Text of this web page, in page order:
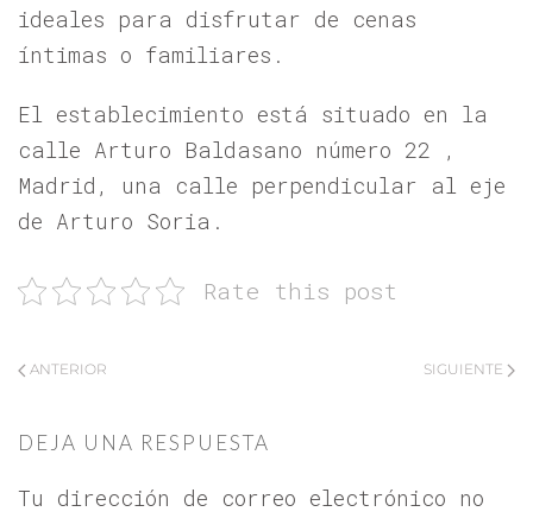
ideales para disfrutar de cenas
íntimas o familiares.
El establecimiento está situado en la
calle Arturo Baldasano número 22 ,
Madrid, una calle perpendicular al eje
de Arturo Soria.
Rate this post
ANTERIOR SIGUIENTE
DEJA UNA RESPUESTA
Tu dirección de correo electrónico no